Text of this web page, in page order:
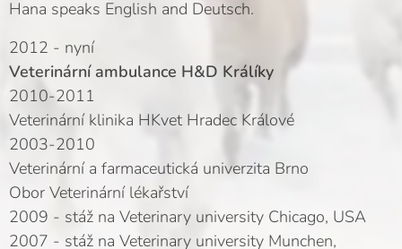
Hana speaks English and Deutsch.
2012 - nyní
Veterinární ambulance H&D Králíky
2010-2011
Veterinární klinika HKvet Hradec Králové
2003-2010
Veterinární a farmaceutická univerzita Brno
Obor Veterinární lékařství
2009 - stáž na Veterinary university Chicago, USA
2007 - stáž na Veterinary university Munchen,